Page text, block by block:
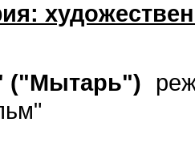
("Мытарь")